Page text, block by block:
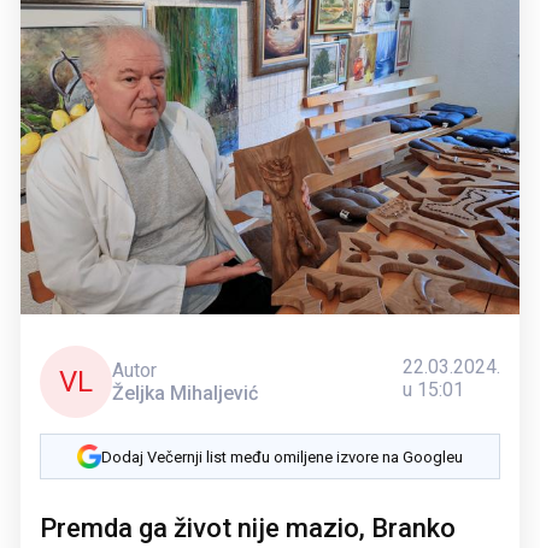
VL
Autor
Željka Mihaljević
22.03.2024.
u 15:01
Dodaj Večernji list među omiljene izvore na Googleu
Premda ga život nije mazio, Branko